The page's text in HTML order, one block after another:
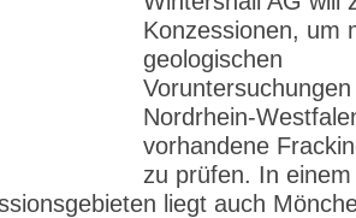
Konzessionen, um
geologischen
Nordrhein-
vorhandene
zu prüfen. In
liegt auch